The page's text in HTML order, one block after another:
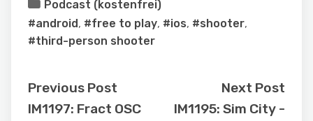
Podcast (kostenfrei)
#android , #free to play, #ios, #shooter,
#third-person shooter
Previous Post
IM1197: Fract OSC
Next Post
IM1195: Sim City -